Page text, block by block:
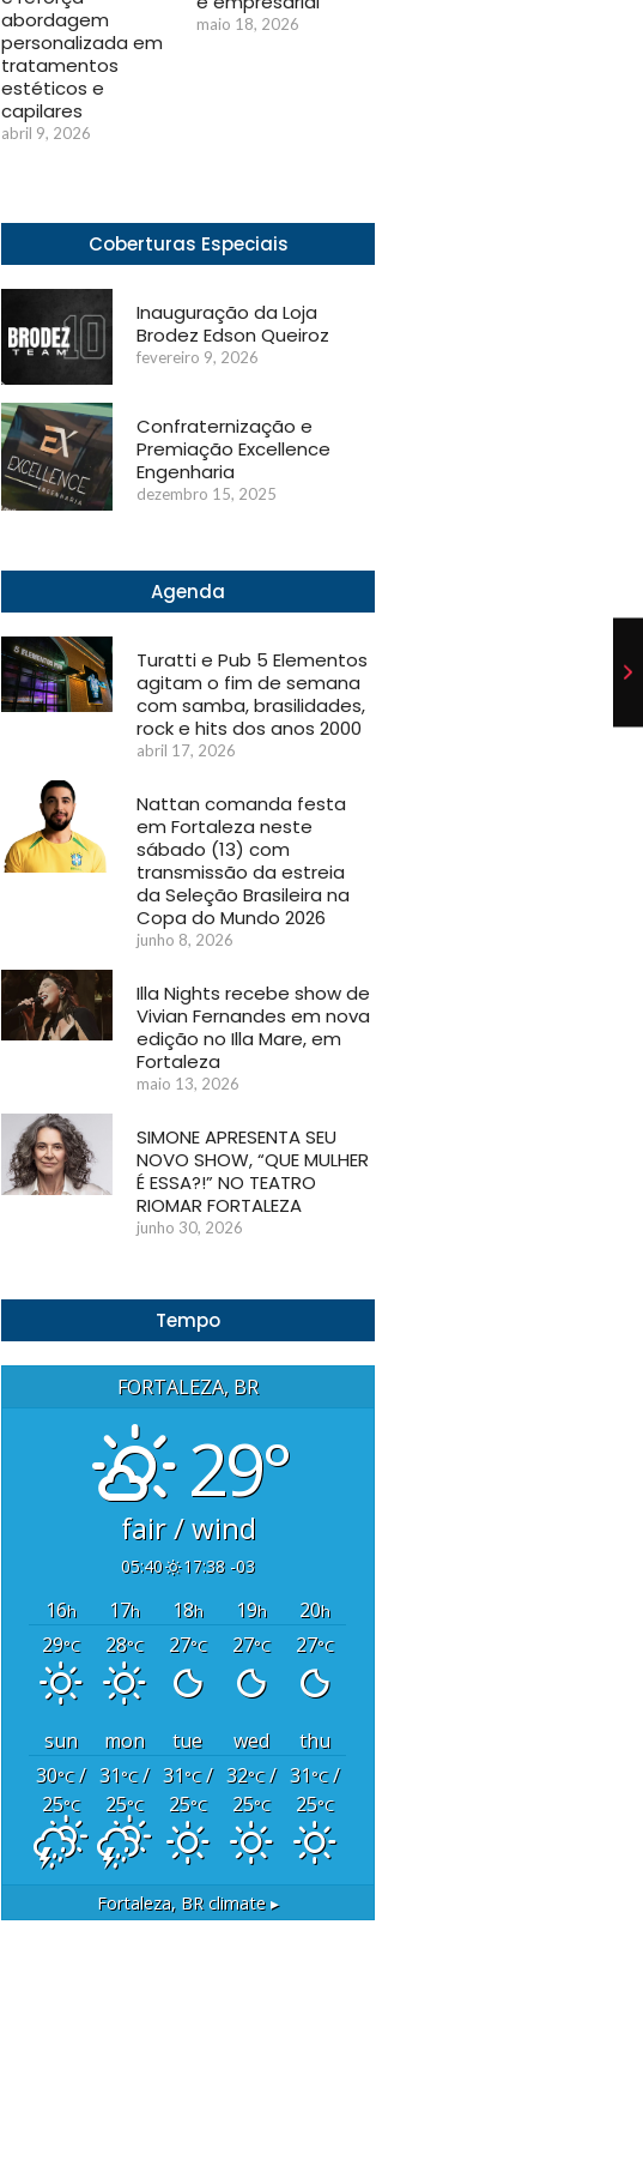
abordagem
personalizada em
tratamentos
estéticos e
capilares
abril 9, 2026
maio 18, 2026
Coberturas Especiais
Inauguração da Loja
Brodez Edson Queiroz
fevereiro 9, 2026
Confraternização e
Premiação Excellence
Engenharia
dezembro 15, 2025
Agenda
Turatti e Pub 5 Elementos
agitam o fim de semana
com samba, brasilidades,
rock e hits dos anos 2000
abril 17, 2026
Nattan comanda festa
em Fortaleza neste
sábado (13) com
transmissão da estreia
da Seleção Brasileira na
Copa do Mundo 2026
junho 8, 2026
Illa Nights recebe show de
Vivian Fernandes em nova
edição no Illa Mare, em
Fortaleza
maio 13, 2026
SIMONE APRESENTA SEU
NOVO SHOW, “QUE MULHER
É ESSA?!” NO TEATRO
RIOMAR FORTALEZA
junho 30, 2026
Tempo
FORTALEZA, BR
29°
fair / wind
05:40 17:38 -03
16h 17h 18h 19h 20h
29°C 28°C 27°C 27°C 27°C
sun mon tue wed
thu
30°C/
25°C
31°C/
25°C
31°C/
25°C
32°C/
25°C
31°C/
25°C
Fortaleza, BR climate ▸